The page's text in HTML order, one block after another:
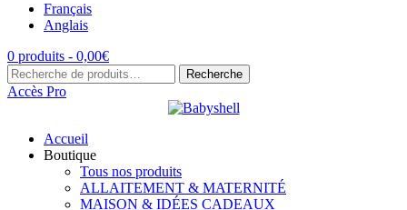
Français
Anglais
0 produits - 0,00€
Recherche
pour :
Recherche
Accès Pro
Accueil
Boutique
Tous nos produits
ALLAITEMENT & MATERNITÉ
MAISON & IDÉES CADEAUX